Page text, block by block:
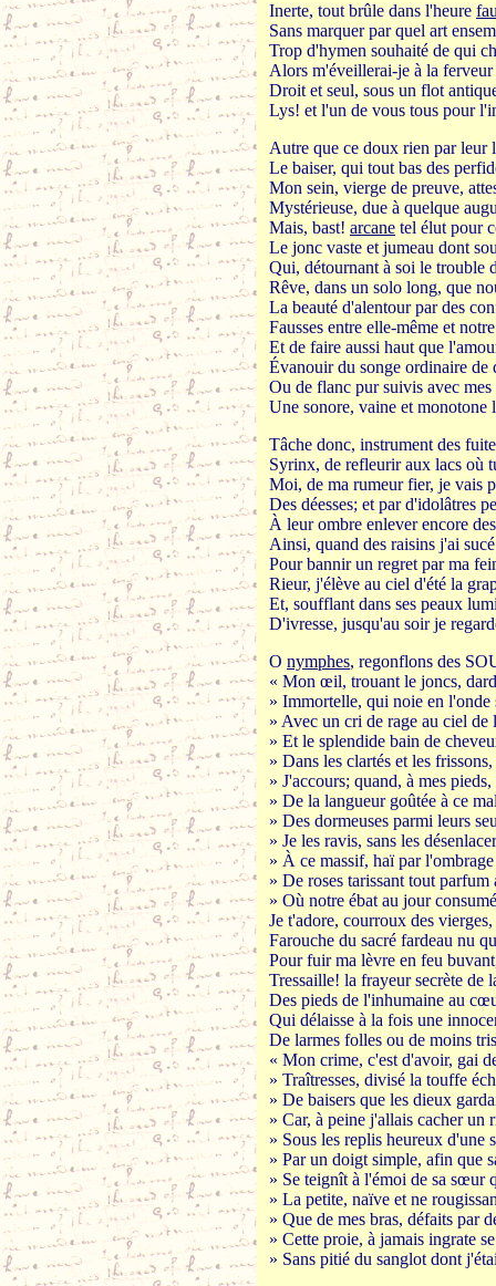
Inerte, tout brûle dans l'heure
Sans marquer par quel art
Trop d'hymen souhaité de qui
Alors m'éveillerai-je à la ferveur
Droit et seul, sous un flot
Lys! et l'un de vous tous pour
Autre que ce doux rien par leur
Le baiser, qui tout bas des
Mon sein, vierge de preuve,
Mystérieuse, due à quelque
Mais, bast! arcane tel élut pour
Le jonc vaste et jumeau dont
Qui, détournant à soi le trouble
Rêve, dans un solo long, que
La beauté d'alentour par des
Fausses entre elle-même et
Et de faire aussi haut que
Évanouir du songe ordinaire de
Ou de flanc pur suivis avec mes
Une sonore, vaine et monotone
Tâche donc, instrument des
Syrinx, de refleurir aux lacs où
Moi, de ma rumeur fier, je vais
Des déesses; et par d'idolâtres
À leur ombre enlever encore
Ainsi, quand des raisins j'ai
Pour bannir un regret par ma
Rieur, j'élève au ciel d'été la
Et, soufflant dans ses peaux
D'ivresse, jusqu'au soir je
O nymphes, regonflons des
« Mon œil, trouant le joncs,
» Immortelle, qui noie en l'onde
» Avec un cri de rage au ciel de
» Et le splendide bain de
» Dans les clartés et les
» J'accours; quand, à mes
» De la langueur goûtée à ce
» Des dormeuses parmi leurs
» Je les ravis, sans les
» À ce massif, haï par
» De roses tarissant tout parfum
» Où notre ébat au jour
Je t'adore, courroux des
Farouche du sacré fardeau nu
Pour fuir ma lèvre en feu
Tressaille! la frayeur secrète de
Des pieds de l'inhumaine au
Qui délaisse à la fois une
De larmes folles ou de moins
« Mon crime, c'est d'avoir, gai
» Traîtresses, divisé la touffe
» De baisers que les dieux
» Car, à peine j'allais cacher un
» Sous les replis heureux d'une
» Par un doigt simple, afin que
» Se teignît à l'émoi de sa sœur
» La petite, naïve et ne
» Que de mes bras, défaits par
» Cette proie, à jamais ingrate
» Sans pitié du sanglot dont